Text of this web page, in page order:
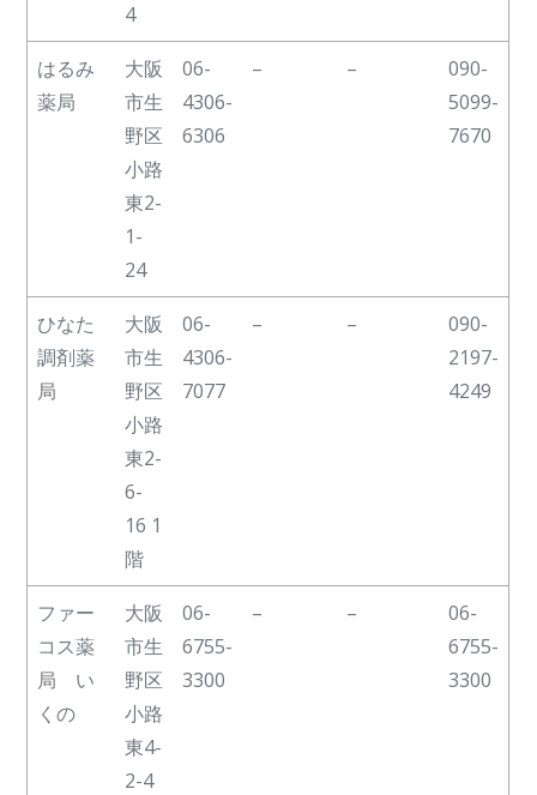
4
はるみ
薬局
大阪
市生
野区
小路
東2-
1-
24
06-
4306-
6306
– –
090-
5099-
7670
ひなた
調剤薬
局
大阪
市生
野区
小路
東2-
6-
16 1
階
06-
4306-
7077
– –
090-
2197-
4249
ファー
コス薬
局 い
くの
大阪
市生
野区
小路
東4-
2-4
06-
6755-
3300
– –
06-
6755-
3300